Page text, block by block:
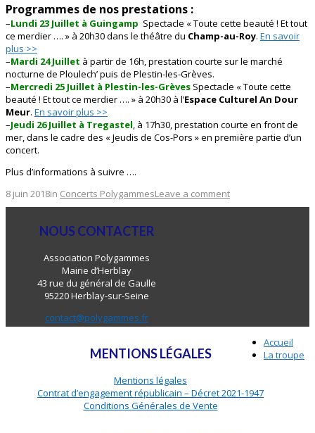
Programmes de nos prestations :
–Lundi 23 Juillet à Guingamp Spectacle « Toute cette beauté ! Et tout
ce merdier …. » à 20h30 dans le théâtre du Champ-au-Roy. En savoir
plus >>
–Mardi 24 Juillet à partir de 16h, prestation courte sur le marché
nocturne de Ploulech’ puis de Plestin-les-Grèves.
–Mercredi 25 Juillet à Plestin-les-Grèves Spectacle « Toute cette
beauté ! Et tout ce merdier …. » à 20h30 à l’Espace Culturel An Dour
Meur. En savoir plus >>
–Jeudi 26 Juillet à Tregastel, à 17h30, prestation courte en front de
mer, dans le cadre des « Jeudis de Cos-Pors » en première partie d’un
concert.
Plus d’informations à suivre ….
8 juin 2018in Concerts PolygammesLeave a comment
NOUS CONTACTER
Association Polygammes
Mairie d’Herblay
43 rue du général de Gaulle
95220 Herblay-sur-Seine
contact@polygammes.fr
MENTIONS LÉGALES
Mentions légales
Contrat d’engagement républicain – Décret 2021-1947
Conditions Générales de Vente
Accueil
La troupe